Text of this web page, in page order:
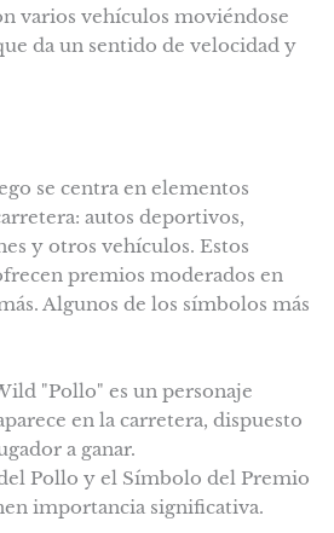
varios vehículos moviéndose
da un sentido de velocidad y
se centra en elementos
autos deportivos,
y otros vehículos. Estos
premios moderados en
Algunos de los símbolos más
"Pollo" es un personaje
en la carretera, dispuesto
a ganar.
Pollo y el Símbolo del Premio
importancia significativa.